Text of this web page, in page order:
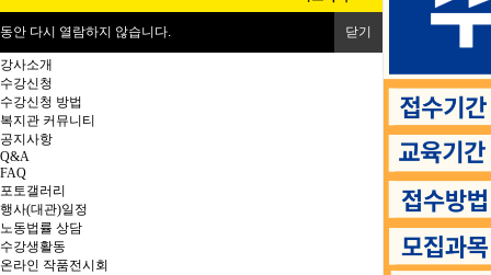
안 다시 열람하지 않습니다. 닫기
정규강좌 안내
단기특강 안내
강사소개
수강신청
수강신청 방법
복지관 커뮤니티
공지사항
Q&A
FAQ
포토갤러리
행사(대관)일정
노동법률 상담
수강생활동
온라인 작품전시회